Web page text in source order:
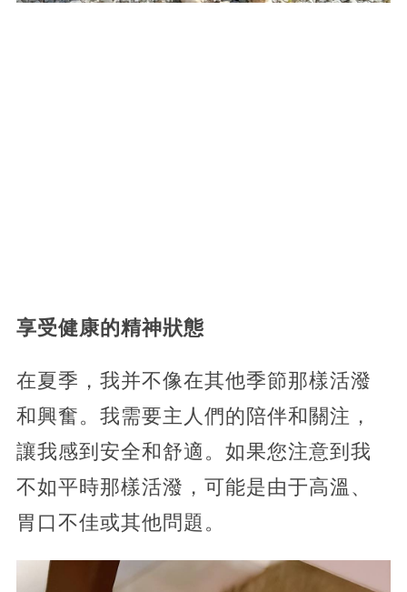
享受健康的精神狀態
在夏季，我并不像在其他季節那樣活潑
和興奮。我需要主人們的陪伴和關注，
讓我感到安全和舒適。如果您注意到我
不如平時那樣活潑，可能是由于高溫、
胃口不佳或其他問題。